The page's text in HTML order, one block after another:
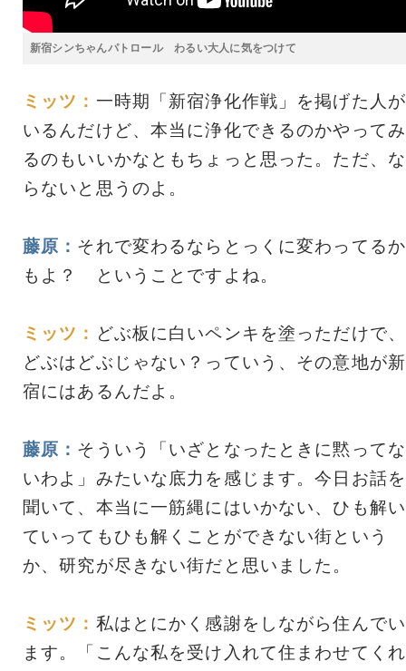
新宿シンちゃんパトロール わるい大人に気をつけて
ミッツ： 一時期「新宿浄化作戦」を掲げた人が
いるんだけど、本当に浄化できるのかやってみ
るのもいいかなともちょっと思った。ただ、な
らないと思うのよ。
藤原： それで変わるならとっくに変わってるか
もよ？ ということですよね。
ミッツ： どぶ板に白いペンキを塗っただけで、
どぶはどぶじゃない？っていう、その意地が新
宿にはあるんだよ。
藤原： そういう「いざとなったときに黙ってな
いわよ」みたいな底力を感じます。今日お話を
聞いて、本当に一筋縄にはいかない、ひも解い
ていってもひも解くことができない街という
か、研究が尽きない街だと思いました。
ミッツ： 私はとにかく感謝をしながら住んでい
ます。「こんな私を受け入れて住まわせてくれ